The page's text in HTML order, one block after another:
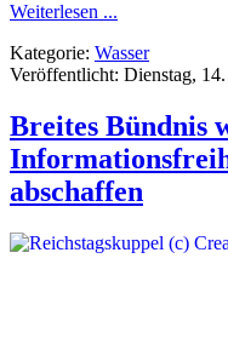
Weiterlesen ...
Kategorie: Wasser
Veröffentlicht: Dienstag,
Breites Bündnis
abschaffen